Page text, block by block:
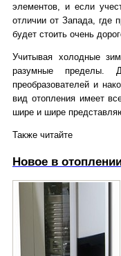
элементов, и если
отличии от Запада, где
будет стоить очень
Учитывая холодные
разумные пределы.
преобразователей и
вид отопления имеет
шире и шире
Также читайте
Новое в